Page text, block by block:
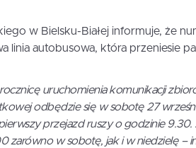
w Bielsku-Białej informuje, że
linia autobusowa, która przeniesie
uruchomienia komunikacji
odbędzie się w sobotę 27
przejazd ruszy o godzinie
zarówno w sobotę, jak i w niedzielę –